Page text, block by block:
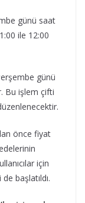
günü saat
ile 12:00
günü
Bu işlem çifti
önce fiyat
için
başlatıldı.